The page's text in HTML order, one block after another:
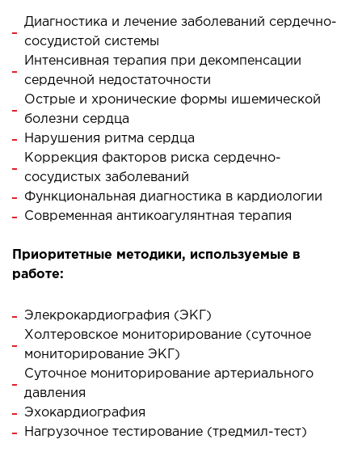
косметология
косметология
эпиляция
косметология
ЗАБОЛЕВАНИЙ ПЕЧЕНИ И
ПРОТОКОВ
болезней печени
печени и желчных протоков
ХИРУРГИЯ
операции под контролем
ХИРУРГИЯ
хирургия в клинике
Диагностика и лечение заболеваний сердечно-
сосудистой системы
Интенсивная терапия при декомпенсации
сердечной недостаточности
Острые и хронические формы ишемической
болезни сердца
Нарушения ритма сердца
Коррекция факторов риска сердечно-
сосудистых заболеваний
Функциональная диагностика в кардиологии
Современная антикоагулянтная терапия
Приоритетные методики, используемые в
работе:
Элекрокардиография (ЭКГ)
Холтеровское мониторирование (суточное
мониторирование ЭКГ)
Суточное мониторирование артериального
давления
Эхокардиография
Нагрузочное тестирование (тредмил-тест)